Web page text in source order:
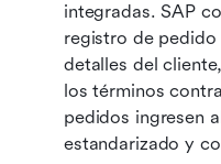
integradas. SAP
registro de
detalles del
los términos
pedidos ingresen
estandarizado y